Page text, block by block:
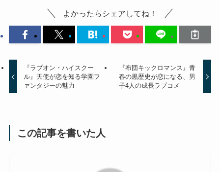
よかったらシェアしてね！
『ラブオン・ハイスクー
ル』天使が恋を知る学園フ
ァンタジーの魅力
『布団キックロマンス』青
春の黒歴史が恋になる、男
子4人の成長ラブコメ
この記事を書いた人